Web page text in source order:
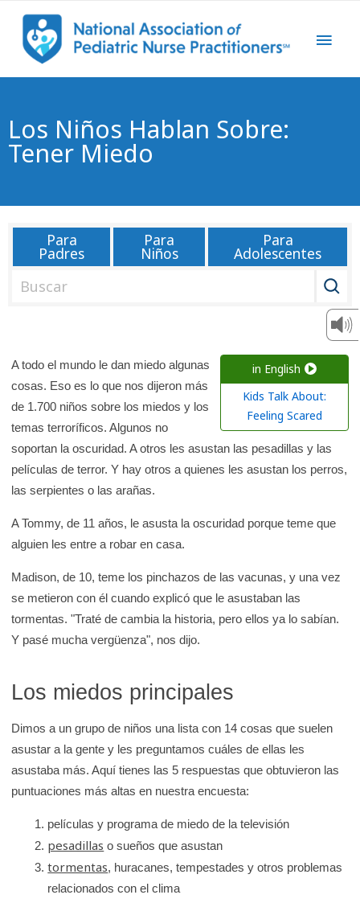
Los Niños Hablan Sobre:
Tener Miedo
Para
Padres
Para
Niños
Para
Adolescentes
a
r
e
n
l
a
b
i
b
i
o
t
e
e
K
i
d
in English
Kids Talk About:
Feeling Scared
A todo el mundo le dan miedo algunas
cosas. Eso es lo que nos dijeron más
de 1.700 niños sobre los miedos y los
temas terroríficos. Algunos no
soportan la oscuridad. A otros les asustan las pesadillas y las
películas de terror. Y hay otros a quienes les asustan los perros,
las serpientes o las arañas.
A Tommy, de 11 años, le asusta la oscuridad porque teme que
alguien les entre a robar en casa.
Madison, de 10, teme los pinchazos de las vacunas, y una vez
se metieron con él cuando explicó que le asustaban las
tormentas. "Traté de cambia la historia, pero ellos ya lo sabían.
Y pasé mucha vergüenza", nos dijo.
Los miedos principales
Dimos a un grupo de niños una lista con 14 cosas que suelen
asustar a la gente y les preguntamos cuáles de ellas les
asustaba más. Aquí tienes las 5 respuestas que obtuvieron las
puntuaciones más altas en nuestra encuesta:
películas y programa de miedo de la televisión
pesadillas o sueños que asustan
tormentas, huracanes, tempestades y otros problemas
relacionados con el clima